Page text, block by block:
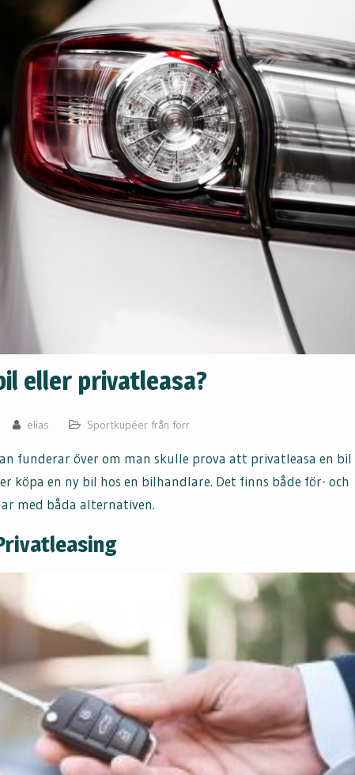
eller privatleasa?
elias Sportkupéer från förr
funderar över om man skulle prova att privatleasa en bil
köpa en ny bil hos en bilhandlare. Det finns både för- och
med båda alternativen.